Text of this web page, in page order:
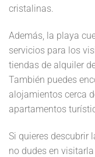
cristalinas.
Además, la playa
servicios para los
tiendas de alquiler
También puedes
alojamientos cerca
apartamentos
Si quieres descubrir
no dudes en